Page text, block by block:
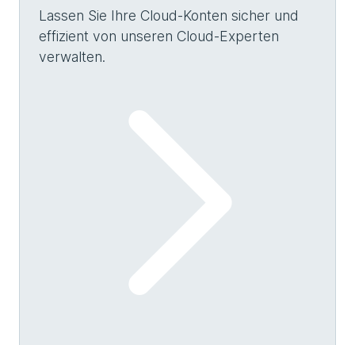
Lassen Sie Ihre Cloud-Konten sicher und
effizient von unseren Cloud-Experten
verwalten.